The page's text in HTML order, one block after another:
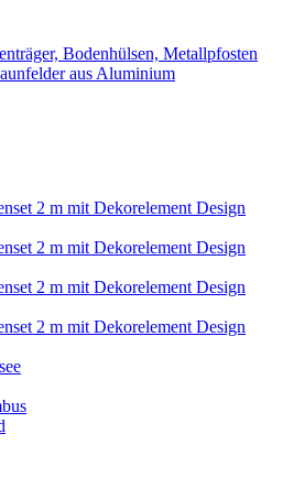
Bodenhülsen, Metallpfosten
aus Aluminium
2 m mit Dekorelement Design
2 m mit Dekorelement Design
2 m mit Dekorelement Design
2 m mit Dekorelement Design